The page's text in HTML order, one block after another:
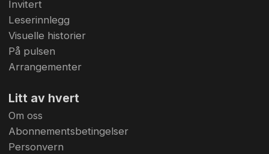
Invitert
Leserinnlegg
Visuelle historier
På pulsen
Arrangementer
Litt av hvert
Om oss
Abonnementsbetingelser
Personvern